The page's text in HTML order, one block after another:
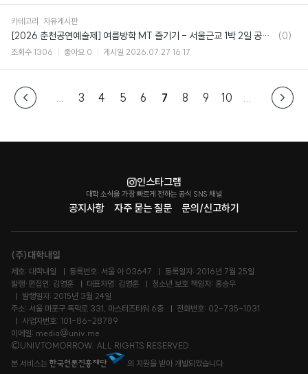
카테고리 자유게시판
[2026 춘천공연예술제] 여름방학 MT 즐기기 - 서울근교 1박 2일 공연 여행 패키지
댓
(0)
조회수 1306 좋아요 0 게시일 2026.07.27 16:17
3 4 5 6 7 8 9 10
공지사항 자주 묻는 질문 문의/신고하기
인스타그램
대학 소식을 가장 빠르게 전하는 공식 SNS 채널
(주)대학내일
제호: 대학내일 등록번호: 서울 아 03647
등록일자: 2016년 7월 25일
발행·편집인: 김영훈
대표자명: 김영훈
청소년 보호 책임자: 홍승우
발행일자: 2015년 3월 24일
주소: 서울 마포구 독막로 331, 마스터즈타워 6층
전화번호: 02-735-1031
사업자번호: 101-86-28789
이메일: media@univ.me
©UNIVTOMORROW. ALL RIGHTS RESERVED.
본 서비스는
의 지원을 받아 개발되었습니다.